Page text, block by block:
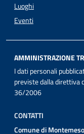
Luoghi
Eventi
AMMINISTRAZIONE
I dati personali
previste dalla direttiva
36/2006
CONTATTI
Comune di